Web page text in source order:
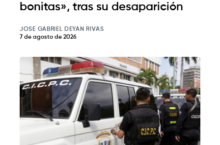
bonitas», tras su desaparición
JOSE GABRIEL DEYAN RIVAS
7 de agosto de 2026